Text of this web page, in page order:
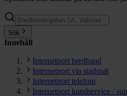
Sök
Innehåll
Internetport bredband
Internetport via stadsnät
Internetport telefoni
Internetport kundservice /